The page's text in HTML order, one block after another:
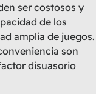
ser costosos y
de los
amplia de juegos.
son
disuasorio